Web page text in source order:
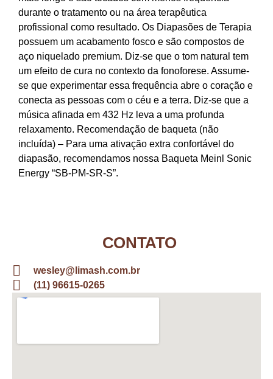
durante o tratamento ou na área terapêutica
profissional como resultado. Os Diapasões de Terapia
possuem um acabamento fosco e são compostos de
aço niquelado premium. Diz-se que o tom natural tem
um efeito de cura no contexto da fonoforese. Assume-
se que experimentar essa frequência abre o coração e
conecta as pessoas com o céu e a terra. Diz-se que a
música afinada em 432 Hz leva a uma profunda
relaxamento. Recomendação de baqueta (não
incluída) – Para uma ativação extra confortável do
diapasão, recomendamos nossa Baqueta Meinl Sonic
Energy “SB-PM-SR-S”.
CONTATO
wesley@limash.com.br
(11) 96615-0265